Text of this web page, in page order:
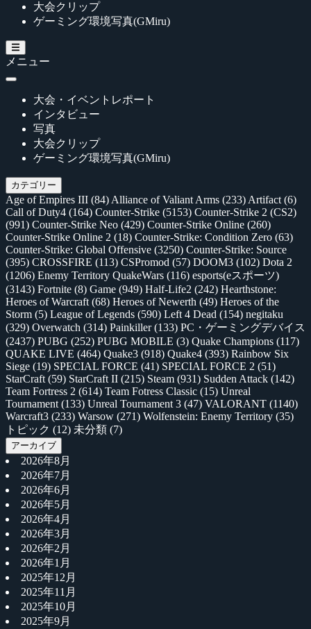
大会クリップ
ゲーミング環境写真(GMiru)
メニュー
大会・イベントレポート
インタビュー
写真
大会クリップ
ゲーミング環境写真(GMiru)
カテゴリー
Age of Empires III (84) Alliance of Valiant Arms (233) Artifact (6)
Call of Duty4 (164) Counter-Strike (5153) Counter-Strike 2 (CS2)
(991) Counter-Strike Neo (429) Counter-Strike Online (260)
Counter-Strike Online 2 (18) Counter-Strike: Condition Zero (63)
Counter-Strike: Global Offensive (3250) Counter-Strike: Source
(395) CROSSFIRE (113) CSPromod (57) DOOM3 (102) Dota 2
(1206) Enemy Territory QuakeWars (116) esports(eスポーツ)
(3143) Fortnite (8) Game (949) Half-Life2 (242) Hearthstone:
Heroes of Warcraft (68) Heroes of Newerth (49) Heroes of the
Storm (5) League of Legends (590) Left 4 Dead (154) negitaku
(329) Overwatch (314) Painkiller(133) PC・ゲーミングデバイス
(2437) PUBG (252) PUBG MOBILE (3) Quake Champions (117)
QUAKE LIVE (464) Quake3 (918) Quake4 (393) Rainbow Six
Siege (19) SPECIAL FORCE (41) SPECIAL FORCE 2 (51)
StarCraft (59) StarCraft II (215) Steam (931) Sudden Attack (142)
Team Fortress 2 (614) Team Fotress Classic (15) Unreal
Tournament (133) Unreal Tournament 3 (47) VALORANT (1140)
Warcraft3 (233) Warsow (271) Wolfenstein: Enemy Territory (35)
トピック (12) 未分類 (7)
アーカイブ
2026年8月
2026年7月
2026年6月
2026年5月
2026年4月
2026年3月
2026年2月
2026年1月
2025年12月
2025年11月
2025年10月
2025年9月